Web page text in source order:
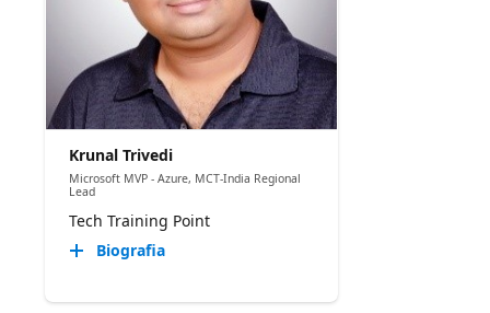
Krunal Trivedi
Microsoft MVP - Azure, MCT-India Regional
Lead
Tech Training Point
Biografia